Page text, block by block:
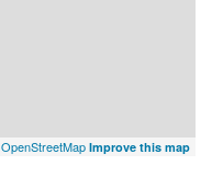
OpenStreetMap Improve this map